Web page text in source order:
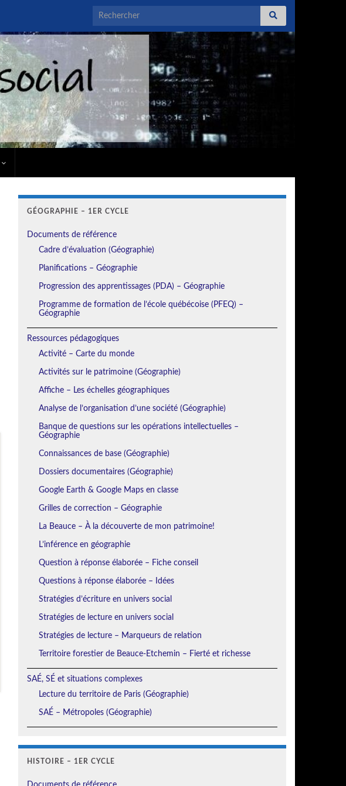
Search for:
GÉOGRAPHIE – 1ER CYCLE
Documents de référence
Cadre d’évaluation (Géographie)
Planifications – Géographie
Progression des apprentissages (PDA) – Géographie
Programme de formation de l’école québécoise (PFEQ) –
Géographie
Ressources pédagogiques
Activité – Carte du monde
Activités sur le patrimoine (Géographie)
Affiche – Les échelles géographiques
Analyse de l’organisation d’une société (Géographie)
Banque de questions sur les opérations intellectuelles –
Géographie
Connaissances de base (Géographie)
Dossiers documentaires (Géographie)
Google Earth & Google Maps en classe
Grilles de correction – Géographie
La Beauce – À la découverte de mon patrimoine!
L’inférence en géographie
Question à réponse élaborée – Fiche conseil
Questions à réponse élaborée – Idées
Stratégies d’écriture en univers social
Stratégies de lecture en univers social
Stratégies de lecture – Marqueurs de relation
Territoire forestier de Beauce-Etchemin – Fierté et richesse
SAÉ, SÉ et situations complexes
Lecture du territoire de Paris (Géographie)
SAÉ – Métropoles (Géographie)
HISTOIRE – 1ER CYCLE